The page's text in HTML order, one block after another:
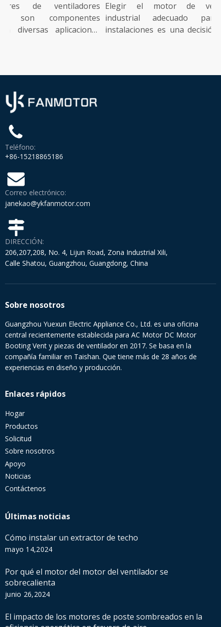
de ventiladores
son componentes
diversas aplicaciones
Elegir el motor de
industrial adecuado para
instalaciones es una decisión
Teléfono:
+86-15218865186
Correo electrónico:
janekao@ykfanmotor.com
DIRECCIÓN:
206,207,208, No. 4, Lijun Road, Zona Industrial Xili,
Calle Shatou, Guangzhou, Guangdong, China
Sobre nosotros
Guangzhou Yuexun Electric Appliance Co., Ltd. es una oficina
central recientemente establecida para AC Motor DC Motor
Booting Vent y piezas de ventilador en 2017. Se basa en la
compañía familiar en Taishan. Que tiene más de 28 años de
experiencias en diseño y producción.
Enlaces rápidos
Hogar
Productos
Solicitud
Sobre nosotros
Apoyo
Noticias
Contáctenos
Últimas noticias
Cómo instalar un extractor de techo
mayo 14,2024
Por qué el motor del motor del ventilador se
sobrecalienta
junio 26,2024
El impacto de los motores de poste sombreados en la